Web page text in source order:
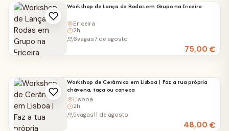
Workshop de Lança de Rodas em Grupo na Ericeira
Ericeira
2h
75,00€
6vagas7 de agosto
Workshop de Cerâmica em Lisboa | Faz a tua própria
chávena, taça ou caneca
Lisboa
2h
48,00€
5vagas11 de agosto